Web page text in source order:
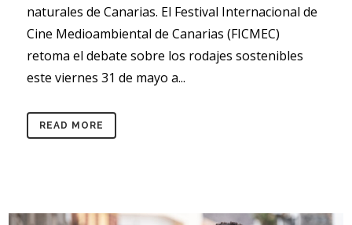
naturales de Canarias. El Festival Internacional de
Cine Medioambiental de Canarias (FICMEC)
retoma el debate sobre los rodajes sostenibles
este viernes 31 de mayo a...
READ MORE